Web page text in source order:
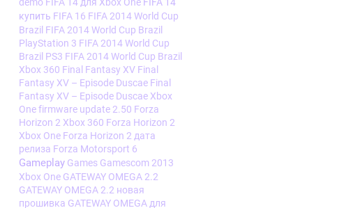
купить FIFA 16 FIFA 2014 World Cup
Brazil FIFA 2014 World Cup Brazil
PlayStation 3 FIFA 2014 World Cup
Brazil PS3 FIFA 2014 World Cup Brazil
Xbox 360 Final Fantasy XV Final
Fantasy XV – Episode Duscae Final
Fantasy XV – Episode Duscae Xbox
Onefirmware update 2.50 Forza
Horizon 2 Xbox 360 Forza Horizon 2
Xbox One Forza Horizon 2 дата
релиза Forza Motorsport 6
Gameplay Games Gamescom 2013
Xbox One GATEWAY OMEGA 2.2
GATEWAY OMEGA 2.2 новая
прошивка GATEWAY OMEGA для